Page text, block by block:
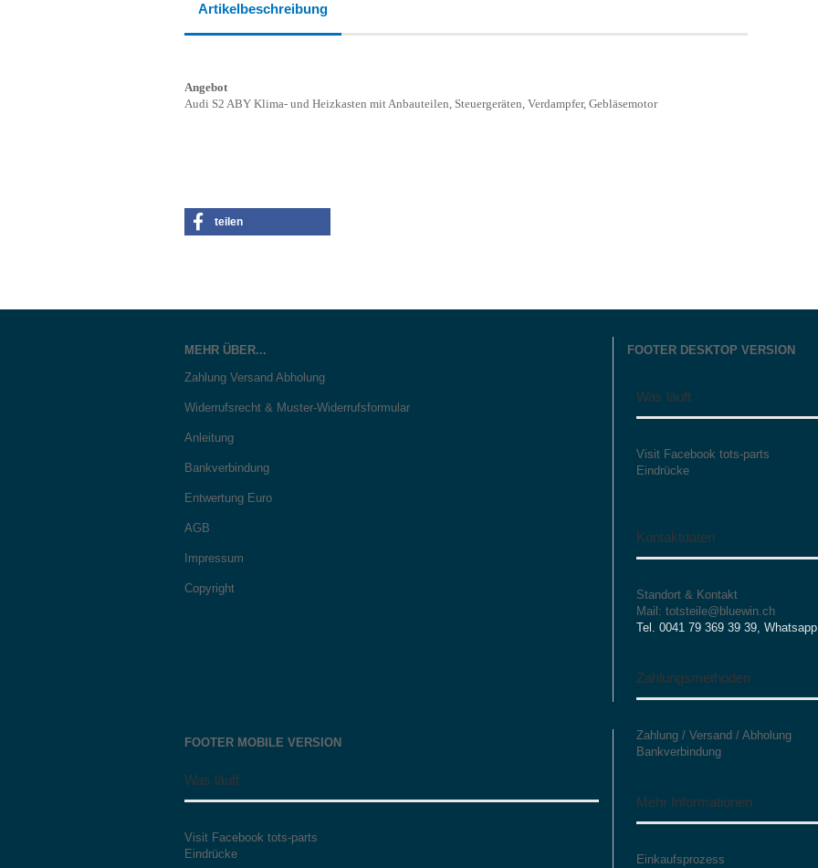
Artikelbeschreibung
Angebot
Audi S2 ABY Klima- und Heizkasten mit Anbauteilen, Steuergeräten, Verdampfer, Gebläsemotor
teilen
MEHR ÜBER...
Zahlung Versand Abholung
Widerrufsrecht & Muster-Widerrufsformular
Anleitung
Bankverbindung
Entwertung Euro
AGB
Impressum
Copyright
FOOTER DESKTOP VERSION
Was läuft
Visit Facebook tots-parts
Eindrücke
Kontaktdaten
Standort & Kontakt
Mail: totsteile@bluewin.ch
Tel. 0041 79 369 39 39, Whatsapp
Zahlungsmethoden
Zahlung / Versand / Abholung
Bankverbindung
Mehr Informationen
Einkaufsprozess
FOOTER MOBILE VERSION
Was läuft
Visit Facebook tots-parts
Eindrücke